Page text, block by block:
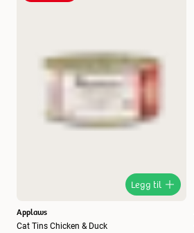
Legg til
Applaws
Cat Tins Chicken & Duck